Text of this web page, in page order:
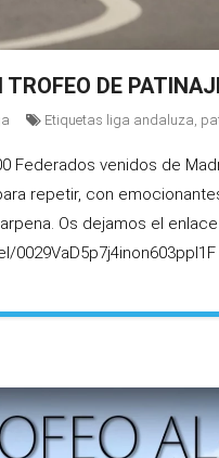
DE
Etiquetas liga andaluza,
venidos de
repetir, con
Os dejamos el